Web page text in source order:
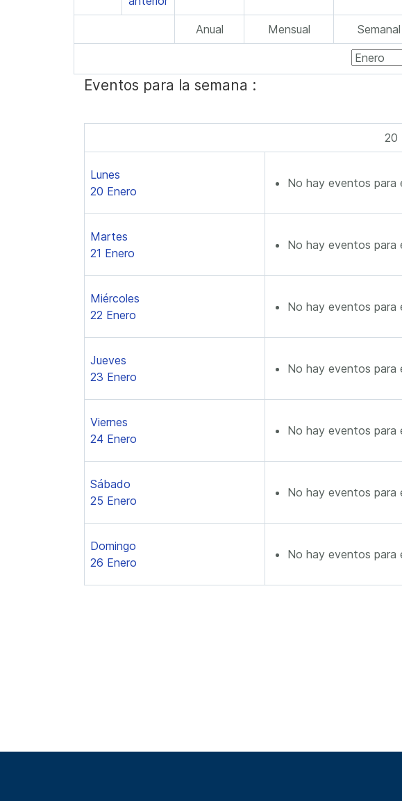
Anual Mensual Semanal
Eventos para la semana :
20
Lunes
20 Enero
No hay eventos para
Martes
21 Enero
No hay eventos para
Miércoles
22 Enero
No hay eventos para
Jueves
23 Enero
No hay eventos para
Viernes
24 Enero
No hay eventos para
Sábado
25 Enero
No hay eventos para
Domingo
26 Enero
No hay eventos para